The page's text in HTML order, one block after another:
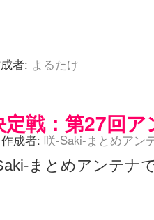
者: よるたけ
戦：第27回
作成者: 咲-Saki-まとめアン
まとめアンテ